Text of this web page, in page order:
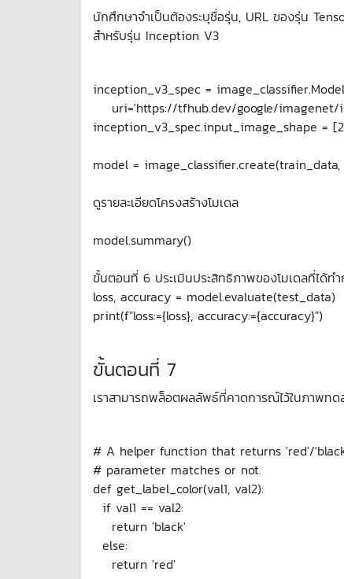
นักศึกษาจำเป็นต้องระบุชื่อรุ่น, URL ของรุ่น
สำหรับรุ่น Inception V3
inception_v3_spec =
uri='https://tfhub.dev/google/imagenet/
inception_v3_spec.input_image_shape =
model =
ดูรายละเอียดโครงสร้างโมเดล
model.summary()
ขั้นตอนที่ 6 ประเมินประสิทธิภาพของโมเดลที่ได้ทำ
loss, accuracy = model.evaluate(test_data)
print(f"loss:={loss}, accuracy:={accuracy}")
ขั้นตอนที่ 7
เราสามารถพล็อตผลลัพธ์ที่คาดการณ์ไว้ในภาพ
# A helper function that returns 'red'/
# parameter matches or not.
def get_label_color(val1, val2):
if val1 == val2:
return 'black'
else:
return 'red'